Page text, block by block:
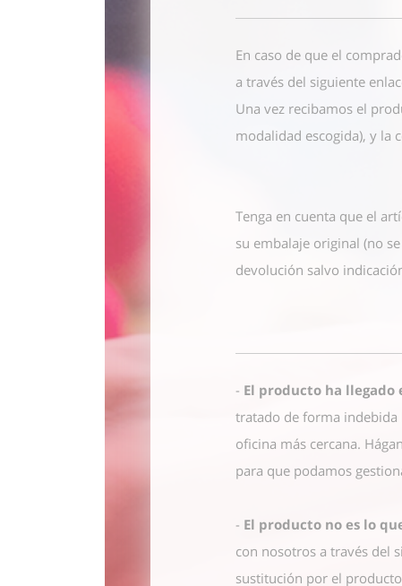
En caso de que el
a través del siguiente
Una vez recibamos el
modalidad escogida), y la
Tenga en cuenta que el
su embalaje original (no
devolución salvo
- El producto ha llegado
tratado de forma indebida
oficina más cercana.
para que podamos
- El producto no es lo
con nosotros a través del
sustitución por el